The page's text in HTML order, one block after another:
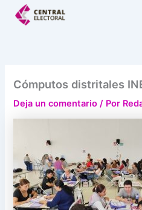
Cómputos distritales
Deja un comentario / Por